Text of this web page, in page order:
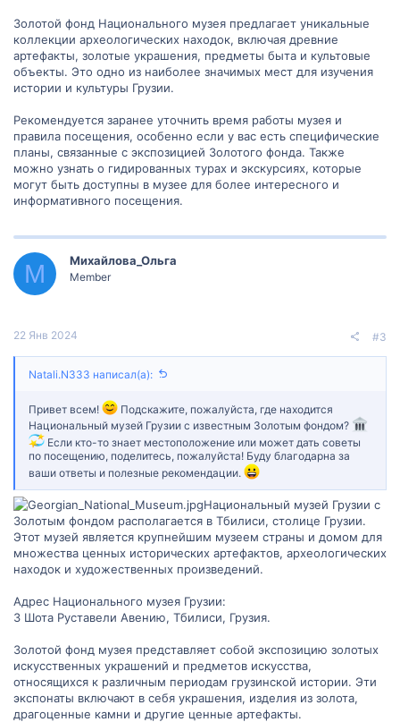
Золотой фонд Национального музея предлагает уникальные
коллекции археологических находок, включая древние
артефакты, золотые украшения, предметы быта и культовые
объекты. Это одно из наиболее значимых мест для изучения
истории и культуры Грузии.
Рекомендуется заранее уточнить время работы музея и
правила посещения, особенно если у вас есть специфические
планы, связанные с экспозицией Золотого фонда. Также
можно узнать о гидированных турах и экскурсиях, которые
могут быть доступны в музее для более интересного и
информативного посещения.
М Михайлова_Ольга
Member
22 Янв 2024 #3
Natali.N333 написал(а):
Привет всем!
Подскажите, пожалуйста, где находится
Национальный музей Грузии с известным Золотым фондом?
Если кто-то знает местоположение или может дать советы
по посещению, поделитесь, пожалуйста! Буду благодарна за
ваши ответы и полезные рекомендации.
Национальный музей Грузии с
Золотым фондом располагается в Тбилиси, столице Грузии.
Этот музей является крупнейшим музеем страны и домом для
множества ценных исторических артефактов, археологических
находок и художественных произведений.
Адрес Национального музея Грузии:
3 Шота Руставели Авению, Тбилиси, Грузия.
Золотой фонд музея представляет собой экспозицию золотых
искусственных украшений и предметов искусства,
относящихся к различным периодам грузинской истории. Эти
экспонаты включают в себя украшения, изделия из золота,
драгоценные камни и другие ценные артефакты.